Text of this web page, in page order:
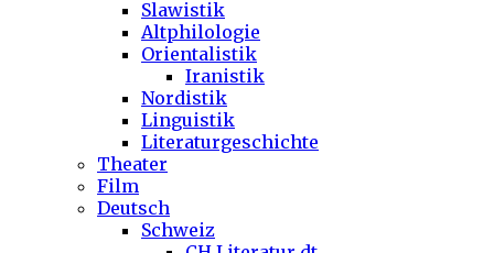
Slawistik
Altphilologie
Orientalistik
Iranistik
Nordistik
Linguistik
Literaturgeschichte
Theater
Film
Deutsch
Schweiz